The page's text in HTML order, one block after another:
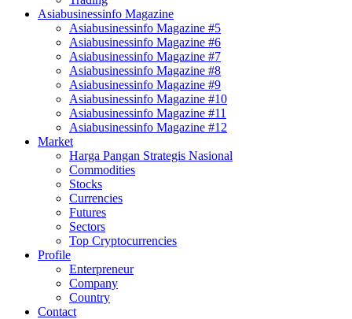
Asiabusinessinfo Magazine
Asiabusinessinfo Magazine #5
Asiabusinessinfo Magazine #6
Asiabusinessinfo Magazine #7
Asiabusinessinfo Magazine #8
Asiabusinessinfo Magazine #9
Asiabusinessinfo Magazine #10
Asiabusinessinfo Magazine #11
Asiabusinessinfo Magazine #12
Market
Harga Pangan Strategis Nasional
Commodities
Stocks
Currencies
Futures
Sectors
Top Cryptocurrencies
Profile
Enterpreneur
Company
Country
Contact